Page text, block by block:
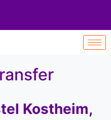
Kostheim,